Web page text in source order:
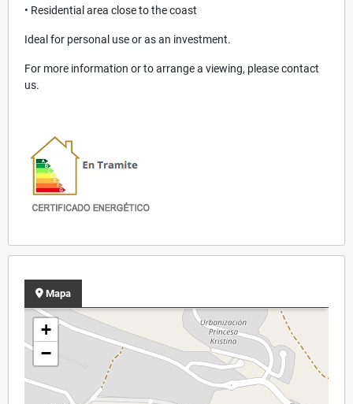
• Residential area close to the coast
Ideal for personal use or as an investment.
For more information or to arrange a viewing, please contact
us.
Mapa
+
−